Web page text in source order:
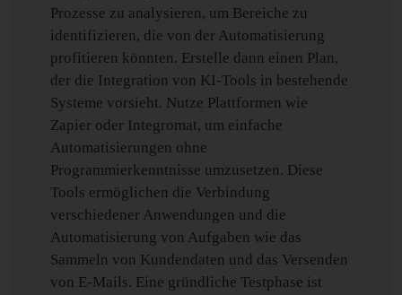
Prozesse zu analysieren, um Bereiche zu
identifizieren, die von der Automatisierung
profitieren könnten. Erstelle dann einen Plan,
der die Integration von KI-Tools in bestehende
Systeme vorsieht. Nutze Plattformen wie
Zapier oder Integromat, um einfache
Automatisierungen ohne
Programmierkenntnisse umzusetzen. Diese
Tools ermöglichen die Verbindung
verschiedener Anwendungen und die
Automatisierung von Aufgaben wie das
Sammeln von Kundendaten und das Versenden
von E-Mails. Eine gründliche Testphase ist